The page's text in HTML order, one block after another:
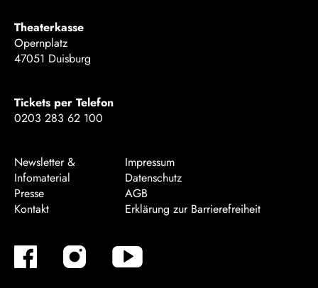
Theaterkasse
Opernplatz
47051 Duisburg
Tickets per Telefon
0203 283 62 100
Newsletter &
Infomaterial
Presse
Kontakt
Impressum
Datenschutz
AGB
Erklärung zur Barrierefreiheit